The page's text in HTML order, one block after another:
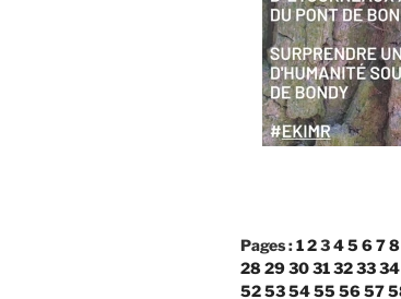
Pages :12345 678
28 293031323334
52535455 5657